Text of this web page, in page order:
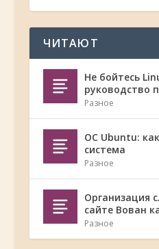
ЧИТАЮТ
Не бойтесь
руководство
Разное
ОС Ubuntu:
система
Разное
Организация
сайте Вован
Разное